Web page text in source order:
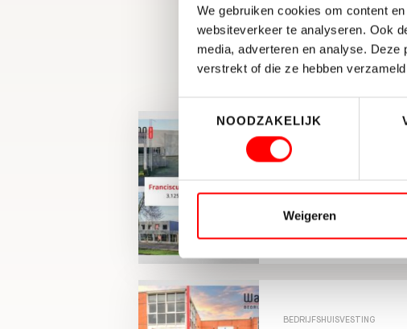
We gebruiken cookies om content
websiteverkeer te analyseren. Ook
media, adverteren en analyse.
verstrekt of die ze hebben
NOODZAKELIJK
Weigeren
BEDRIJFSHUISVESTING
1Box Self
bedrijfspand
BEDRIJFSHUISVESTING